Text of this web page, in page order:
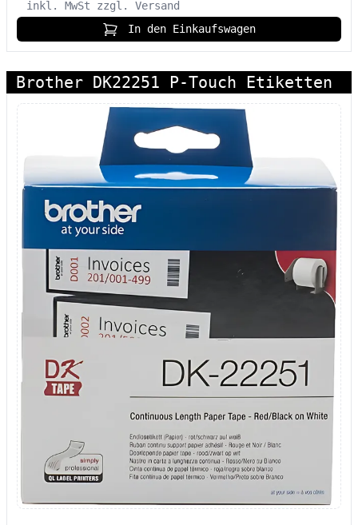
inkl. MwSt
zzgl. Versand
In den Einkaufswagen
Brother DK22251 P-Touch Etiketten